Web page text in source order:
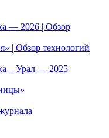
— 2026 | Обзор
| Обзор технологий
– Урал — 2025